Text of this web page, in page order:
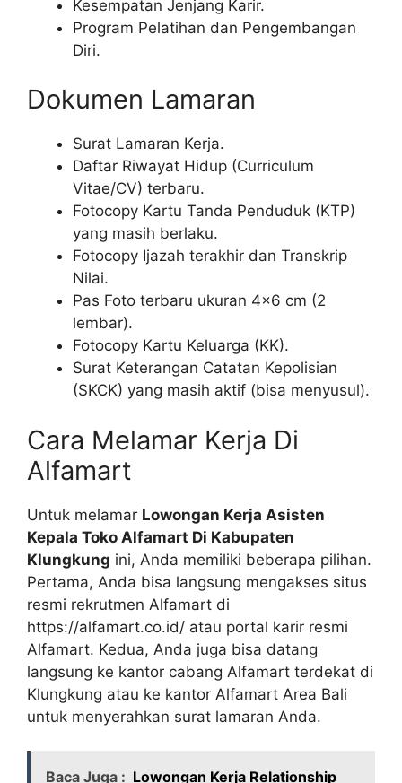
Kesempatan Jenjang Karir.
Program Pelatihan dan Pengembangan
Diri.
Dokumen Lamaran
Surat Lamaran Kerja.
Daftar Riwayat Hidup (Curriculum
Vitae/CV) terbaru.
Fotocopy Kartu Tanda Penduduk (KTP)
yang masih berlaku.
Fotocopy Ijazah terakhir dan Transkrip
Nilai.
Pas Foto terbaru ukuran 4×6 cm (2
lembar).
Fotocopy Kartu Keluarga (KK).
Surat Keterangan Catatan Kepolisian
(SKCK) yang masih aktif (bisa menyusul).
Cara Melamar Kerja Di
Alfamart
Untuk melamar Lowongan Kerja Asisten
Kepala Toko Alfamart Di Kabupaten
Klungkung ini, Anda memiliki beberapa pilihan.
Pertama, Anda bisa langsung mengakses situs
resmi rekrutmen Alfamart di
https://alfamart.co.id/ atau portal karir resmi
Alfamart. Kedua, Anda juga bisa datang
langsung ke kantor cabang Alfamart terdekat di
Klungkung atau ke kantor Alfamart Area Bali
untuk menyerahkan surat lamaran Anda.
Baca Juga : Lowongan Kerja Relationship